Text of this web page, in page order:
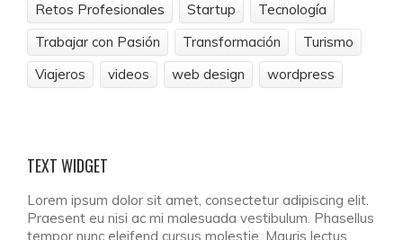
Retos Profesionales
Startup
Tecnología
Trabajar con Pasión
Transformación
Turismo
Viajeros
videos web design wordpress
TEXTWIDGET
Lorem ipsum dolor sit amet, consectetur adipiscing elit.
Praesent eu nisi ac mi malesuada vestibulum. Phasellus
tempor nunc eleifend cursus molestie. Mauris lectus